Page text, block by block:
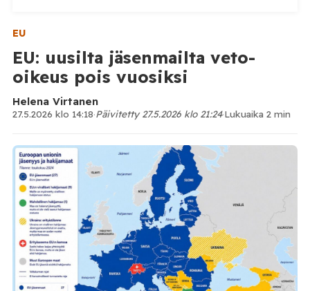
EU
EU: uusilta jäsenmailta veto-
oikeus pois vuosiksi
Helena Virtanen
27.5.2026 klo 14:18·Päivitetty 27.5.2026 klo 21:24·Lukuaika 2 min